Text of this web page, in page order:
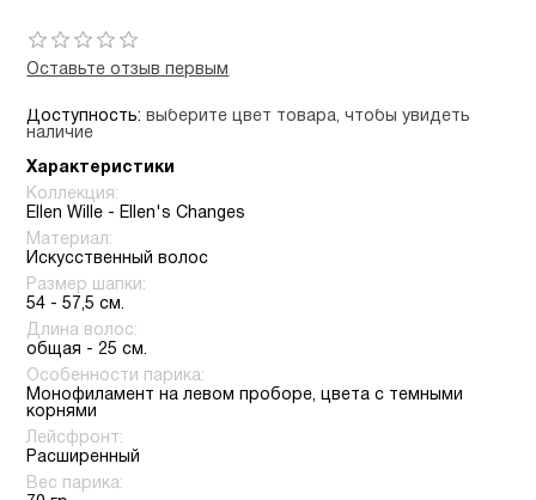
челку парика.
Оставьте отзыв первым
Доступность: выберите цвет товара, чтобы увидеть
наличие
Характеристики
Коллекция:
Ellen Wille - Ellen's Changes
Материал:
Искусственный волос
Размер шапки:
54 - 57,5 см.
Длина волос:
общая - 25 см.
Особенности парика:
Монофиламент на левом проборе, цвета с темными
корнями
Лейсфронт:
Расширенный
Вес парика: